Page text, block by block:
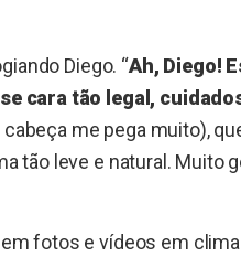
Diego. “Ah, Diego!
cara tão legal,
me pega muito),
tão leve e natural. Muito
fotos e vídeos em